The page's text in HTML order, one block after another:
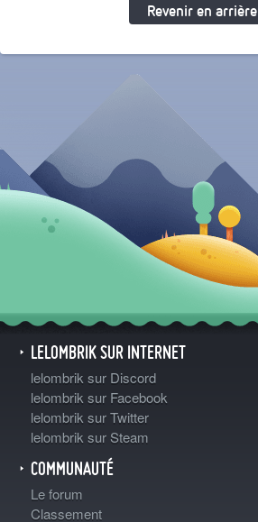
Revenir en arrière
LELOMBRIK SUR INTERNET
lelombrik sur Discord
lelombrik sur Facebook
lelombrik sur Twitter
lelombrik sur Steam
COMMUNAUTÉ
Le forum
Classement